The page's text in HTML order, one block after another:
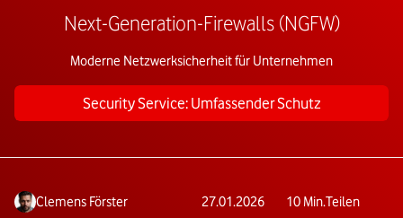
Next-Generation-Firewalls (NGFW)
Moderne Netzwerksicherheit für Unternehmen
Security Service: Umfassender Schutz
Clemens Förster 27.01.2026 10 Min.Teilen